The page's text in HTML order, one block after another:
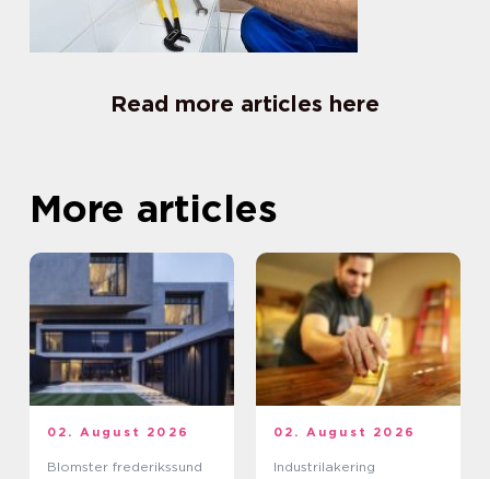
Read more articles here
More articles
02. August 2026
Blomster frederikssund
02. August 2026
Industrilakering